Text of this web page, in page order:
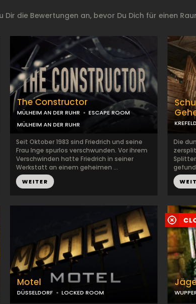
die Bewertungen an, bevor Du Dich für einen
The Constructor
MÜLHEIM AN DER RUHR
ESCAPE ROOM
MÜLHEIM AN DER RUHR
Seit Oktober 1983 sind Friedrich und seine
Frau Inge spurlos verschwunden. Vor ihrem
Verschwinden hatte Friedrich in seiner
Werkstatt an einem geheimen ...
WEITER
Die
Motel
DÜSSELDORF LOCKED ROOM